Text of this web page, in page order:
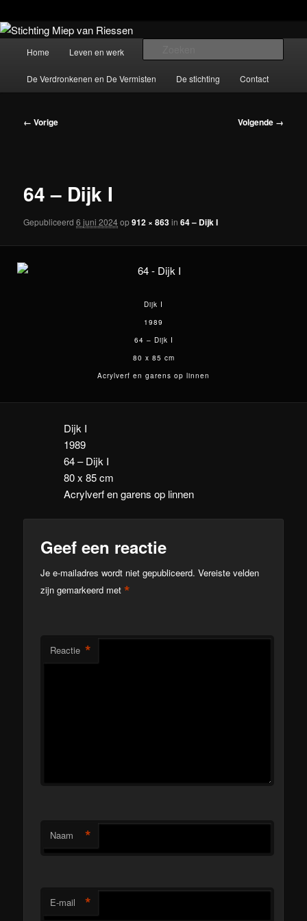
Spring
primaire
inhoudStichting Miep van Riessen
De stichting beheert het werk van beeldend kunstenaar Miep van Riessen
(1944-2015)
Hoofdmenu
Home Leven en werk
De Verdronkenen en De Vermisten De stichting Contact
Afbeeldingsnavigatie
← Vorige Volgende →
64 – Dijk I
Gepubliceerd6 juni 2024op912 × 863in64 – Dijk I
Dijk I
1989
64 – Dijk I
80 x 85 cm
Acrylverf en garens op linnen
Dijk I
1989
64 – Dijk I
80 x 85 cm
Acrylverf en garens op linnen
Geef een reactie
Je e-mailadres wordt niet gepubliceerd. Vereiste velden
zijn gemarkeerd met*
Reactie *
Naam *
E-mail *